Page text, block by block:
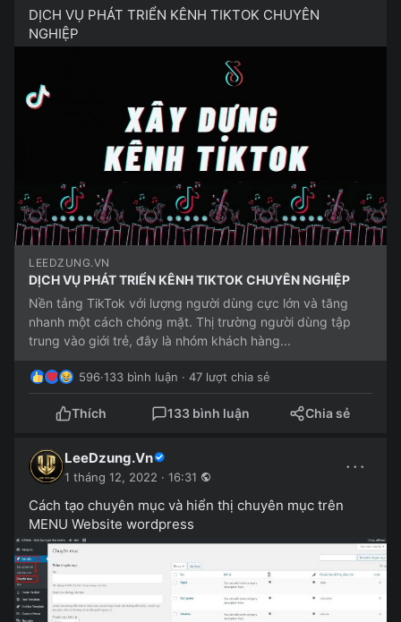
DỊCH VỤ PHÁT TRIỂN KÊNH TIKTOK CHUYÊN
NGHIỆP
LEEDZUNG.VN
DỊCH VỤ PHÁT TRIỂN KÊNH TIKTOK CHUYÊN NGHIỆP
Nền tảng TikTok với lượng người dùng cực lớn và tăng
nhanh một cách chóng mặt. Thị trường người dùng tập
trung vào giới trẻ, đây là nhóm khách hàng...
596·133 bình luận · 47 lượt chia sẻ
Thích 133 bình luận Chia sẻ
LeeDzung.Vn
1 tháng 12, 2022 · 16:31 ···
Cách tạo chuyên mục và hiển thị chuyên mục trên
MENU Website wordpress